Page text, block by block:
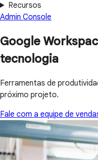
Recursos
Admin Console
Google
tecnologia
Ferramentas de
próximo projeto.
Fale com a equipe de